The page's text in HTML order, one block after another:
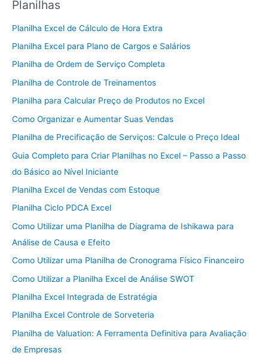
Planilhas
Planilha Excel de Cálculo de Hora Extra
Planilha Excel para Plano de Cargos e Salários
Planilha de Ordem de Serviço Completa
Planilha de Controle de Treinamentos
Planilha para Calcular Preço de Produtos no Excel
Como Organizar e Aumentar Suas Vendas
Planilha de Precificação de Serviços: Calcule o Preço Ideal
Guia Completo para Criar Planilhas no Excel – Passo a Passo
do Básico ao Nível Iniciante
Planilha Excel de Vendas com Estoque
Planilha Ciclo PDCA Excel
Como Utilizar uma Planilha de Diagrama de Ishikawa para
Análise de Causa e Efeito
Como Utilizar uma Planilha de Cronograma Físico Financeiro
Como Utilizar a Planilha Excel de Análise SWOT
Planilha Excel Integrada de Estratégia
Planilha Excel Controle de Sorveteria
Planilha de Valuation: A Ferramenta Definitiva para Avaliação
de Empresas